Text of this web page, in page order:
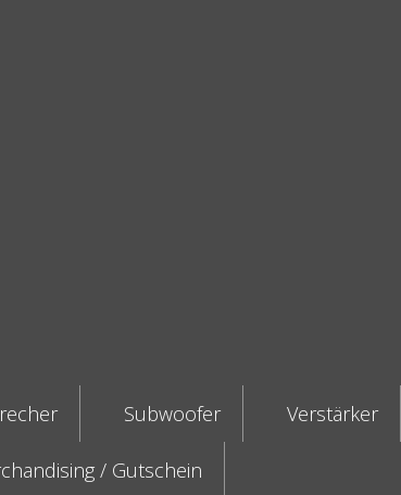
Subwoofer Verstärker
/ Gutschein